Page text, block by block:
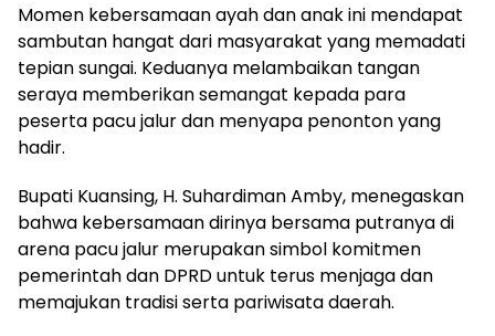
Momen kebersamaan ayah dan anak ini mendapat
sambutan hangat dari masyarakat yang memadati
tepian sungai. Keduanya melambaikan tangan
seraya memberikan semangat kepada para
peserta pacu jalur dan menyapa penonton yang
hadir.
Bupati Kuansing, H. Suhardiman Amby, menegaskan
bahwa kebersamaan dirinya bersama putranya di
arena pacu jalur merupakan simbol komitmen
pemerintah dan DPRD untuk terus menjaga dan
memajukan tradisi serta pariwisata daerah.